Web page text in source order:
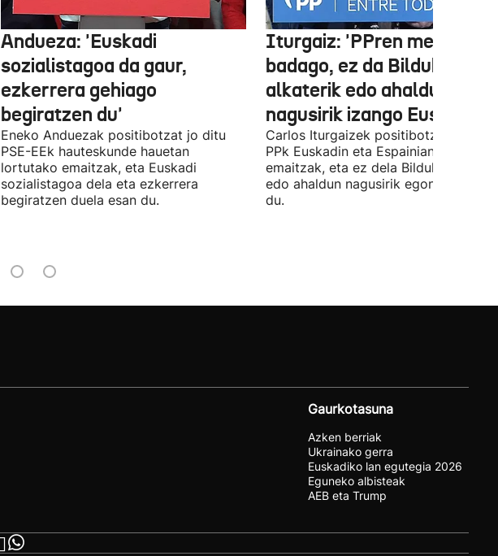
Andueza: 'Euskadi
sozialistagoa da gaur,
ezkerrera gehiago
begiratzen du'
Eneko Anduezak positibotzat jo ditu
PSE-EEk hauteskunde hauetan
lortutako emaitzak, eta Euskadi
sozialistagoa dela eta ezkerrera
begiratzen duela esan du.
Iturgaiz: 'PPren menpe
badago, ez da Bilduko
alkaterik edo ahaldun
nagusirik izango Euskadin'
Carlos Iturgaizek positibotzat jo ditu
PPk Euskadin eta Espainian lortutako
emaitzak, eta ez dela Bilduko
edo ahaldun nagusirik egongo
du.
Gaurkotasuna
Azken berriak
Ukrainako gerra
Euskadiko lan egutegia 2026
Eguneko albisteak
AEB eta Trump